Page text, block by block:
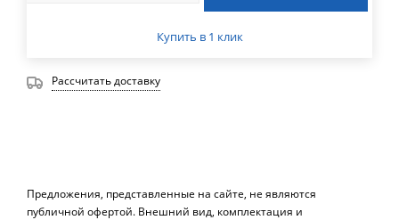
Купить в 1 клик
Рассчитать доставку
Предложения, представленные на сайте, не являются
публичной офертой. Внешний вид, комплектация и